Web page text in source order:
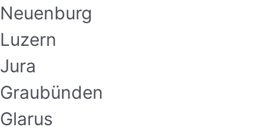
Neuenburg
Luzern
Jura
Graubünden
Glarus